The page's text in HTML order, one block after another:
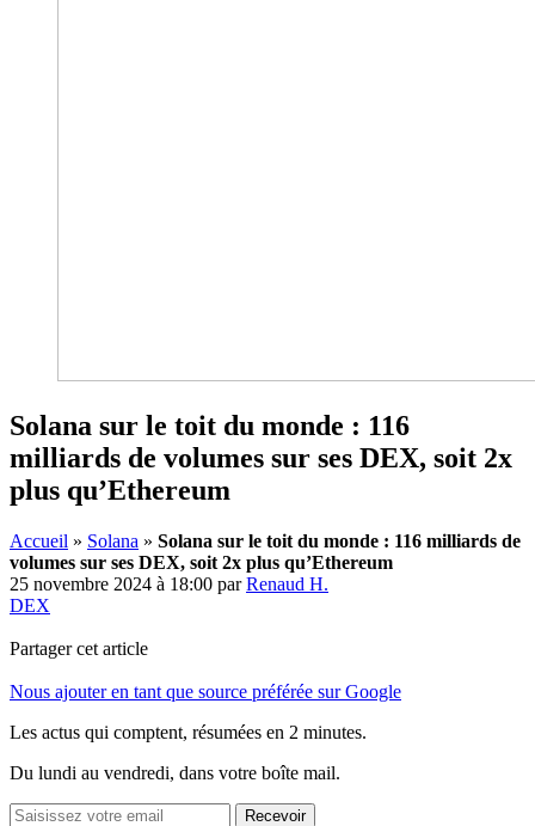
Solana sur le toit du monde : 116
milliards de volumes sur ses DEX, soit 2x
plus qu’Ethereum
Accueil » Solana » Solana sur le toit du monde : 116 milliards de
volumes sur ses DEX, soit 2x plus qu’Ethereum
25 novembre 2024 à 18:00 parRenaud H.
DEX
Partager cet article
Nous ajouter en tant que source préférée sur Google
Les actus qui comptent, résumées en 2 minutes.
Du lundi au vendredi, dans votre boîte mail.
Recevoir